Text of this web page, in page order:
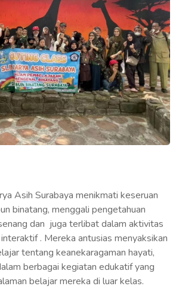
Asih Surabaya menikmati keseruan
binatang, menggali pengetahuan
dan juga terlibat dalam aktivitas
. Mereka antusias menyaksikan
tentang keanekaragaman hayati,
berbagai kegiatan edukatif yang
belajar mereka di luar kelas.